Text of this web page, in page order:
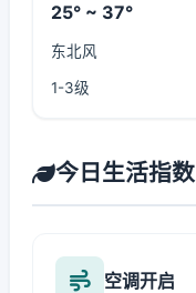
25° ~ 37°
东北风
1-3级
今日生活指数
空调开启